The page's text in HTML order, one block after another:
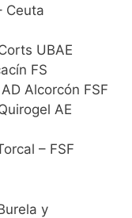
Ceuta
UBAE
FS
Alcorcón FSF
AE
– FSF
y